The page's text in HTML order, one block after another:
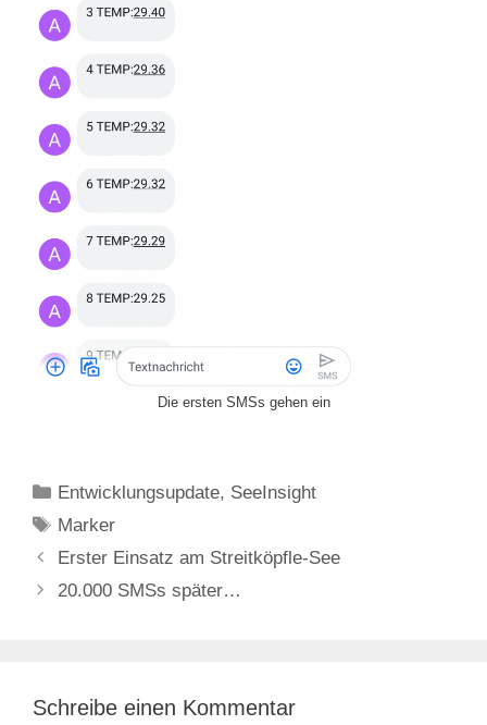
Die ersten SMSs gehen ein
Kategorien
Entwicklungsupdate, SeeInsight
Schlagwörter
Marker
Erster Einsatz am Streitköpfle-See
20.000 SMSs später…
Schreibe einen Kommentar